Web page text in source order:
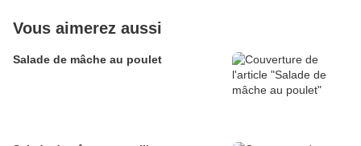
Vous aimerez aussi
Salade de mâche au poulet